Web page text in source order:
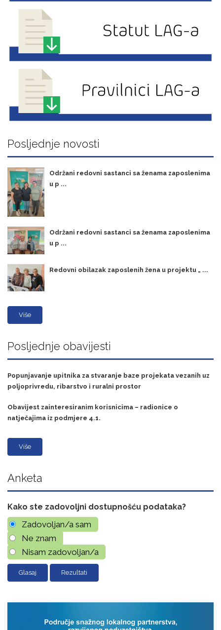
Posljednje novosti
Održani redovni sastanci sa ženama zaposlenima
u p ...
Održani redovni sastanci sa ženama zaposlenima
u p ...
Redovni obilazak zaposlenih žena u projektu „ ...
Više
Posljednje obavijesti
Popunjavanje upitnika za stvaranje baze projekata vezanih uz
poljoprivredu, ribarstvo i ruralni prostor
Obavijest zainteresiranim korisnicima – radionice o
natječajima iz podmjere 4.1.
Više
Anketa
Kako ste zadovoljni dostupnošću podataka?
Zadovoljan/a sam
Ne znam
Nisam zadovoljan/a
Rezultati